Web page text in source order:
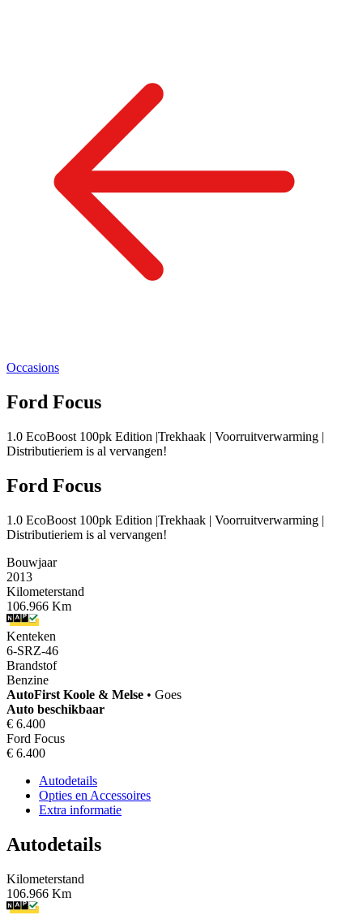
Occasions
Ford Focus
1.0 EcoBoost 100pk Edition |Trekhaak | Voorruitverwarming |
Distributieriem is al vervangen!
Ford Focus
1.0 EcoBoost 100pk Edition |Trekhaak | Voorruitverwarming |
Distributieriem is al vervangen!
Bouwjaar
2013
Kilometerstand
106.966 Km
Kenteken
6-SRZ-46
Brandstof
Benzine
AutoFirst Koole & Melse • Goes
Auto beschikbaar
€ 6.400
Ford Focus
€ 6.400
Autodetails
Opties en Accessoires
Extra informatie
Autodetails
Kilometerstand
106.966 Km